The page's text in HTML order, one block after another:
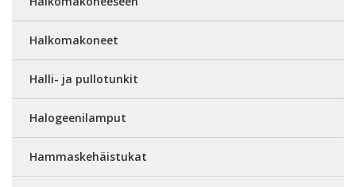
Halkomakoneet
Halli- ja pullotunkit
Halogeenilamput
Hammaskehäistukat